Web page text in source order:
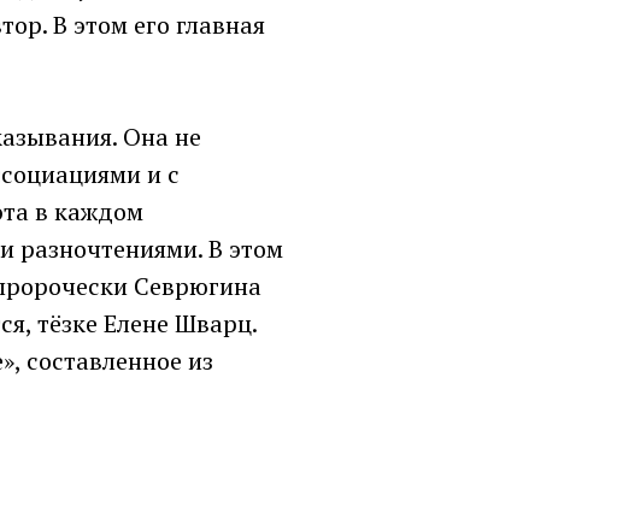
В этом его главная
Она не
и с
в каждом
разночтениями. В этом
Севрюгина
тёзке Елене Шварц.
составленное из